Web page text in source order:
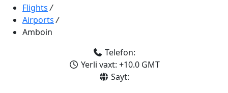
Flights /
Airports /
Amboin
Telefon:
Yerli vaxt: +10.0 GMT
Sayt: